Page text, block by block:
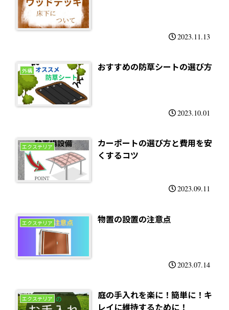
2023.11.13
外構 おすすめの防草シートの選び方
2023.10.01
エクステリア
カーポートの選び方と費用を安
くするコツ
2023.09.11
エクステリア 物置の設置の注意点
2023.07.14
エクステリア
庭の手入れを楽に！簡単に！キ
レイに維持するために！